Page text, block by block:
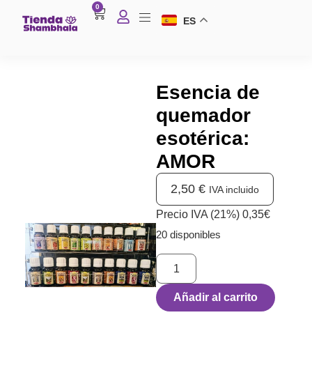
0
ES
Esencia de
quemador
esotérica:
AMOR
2,50 € IVA incluido
Precio IVA (21%) 0,35€
20 disponibles
Añadir al carrito